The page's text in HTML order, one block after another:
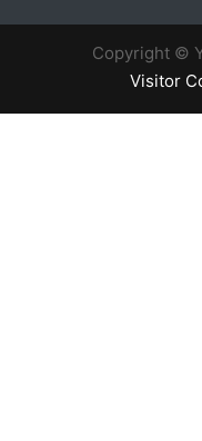
Copyright ©
Visitor